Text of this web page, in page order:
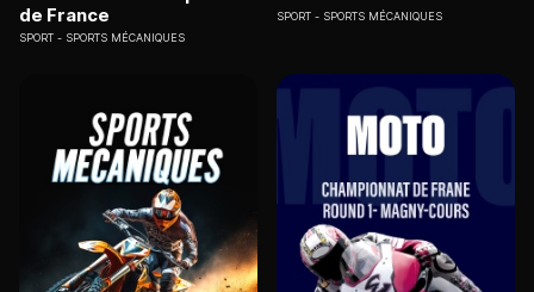
de France
SPORT SPORTS MÉCANIQUES
SPORT SPORTS MÉCANIQUES